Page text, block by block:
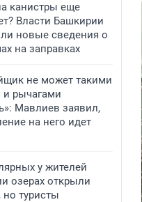
канистры еще
Власти Башкирии
новые сведения о
на заправках
не может такими
и рычагами
Мавлиев заявил,
на него идет
у жителей
озерах открыли
но туристы